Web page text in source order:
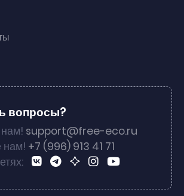
вопросы?
support@free-eco.ru
нам! +7 (996) 913 41 71